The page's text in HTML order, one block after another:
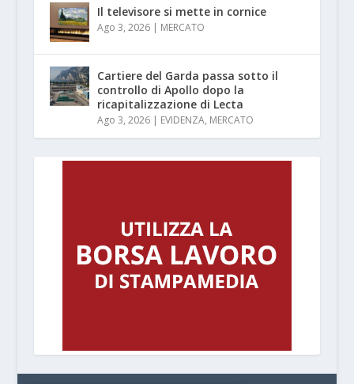
Il televisore si mette in cornice
Ago 3, 2026| MERCATO
Cartiere del Garda passa sotto il
controllo di Apollo dopo la
ricapitalizzazione di Lecta
Ago 3, 2026| EVIDENZA, MERCATO